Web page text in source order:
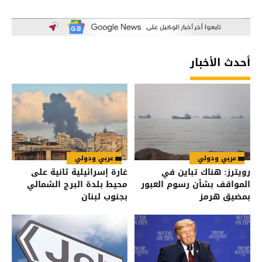
أحدث الأخبار
عربي ودولي
رويترز: هناك تباين في
المواقف بشأن رسوم العبور
بمضيق هرمز
عربي ودولي
غارة إسرائيلية ثانية على
محيط بلدة البرج الشمالي
بجنوب لبنان